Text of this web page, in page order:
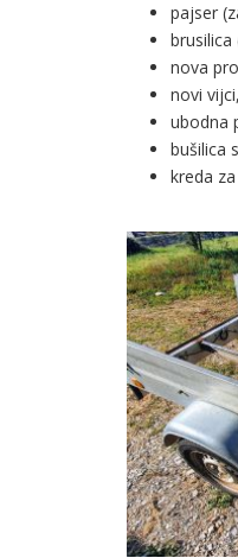
pajser
brusilica
nova
novi
ubodna
bušilica
kreda